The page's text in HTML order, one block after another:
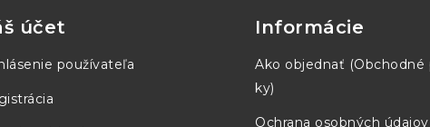
Presnosť: ± 0.05 °C
Rozlíšenie displeja: 0.01 °C
účet
používateľa
Informácie
Ako objednať (Obchodné
ky)
Ochrana osobných